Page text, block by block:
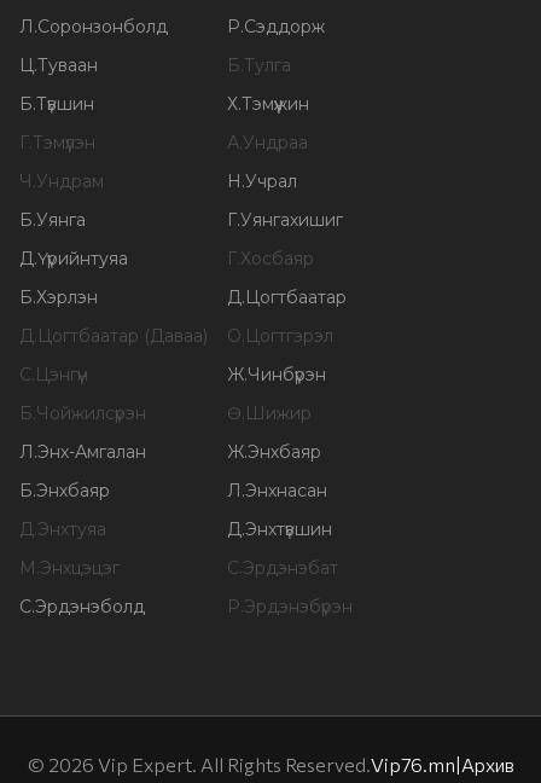
Л.Соронзонболд Р.Сэддорж
Ц.Туваан Б.Тулга
Б.Түвшин Х.Тэмүүжин
Г.Тэмүүлэн А.Ундраа
Ч.Ундрам Н.Учрал
Б.Уянга Г.Уянгахишиг
Д.Үүрийнтуяа Г.Хосбаяр
Б.Хэрлэн Д.Цогтбаатар
Д.Цогтбаатар (Даваа) О.Цогтгэрэл
С.Цэнгүүн Ж.Чинбүрэн
Б.Чойжилсүрэн Ө.Шижир
Л.Энх-Амгалан Ж.Энхбаяр
Б.Энхбаяр Л.Энхнасан
Д.Энхтуяа Д.Энхтүвшин
М.Энхцэцэг С.Эрдэнэбат
С.Эрдэнэболд Р.Эрдэнэбүрэн
© 2026 Vip Expert. All Rights Reserved.Vip76.mn|Архив